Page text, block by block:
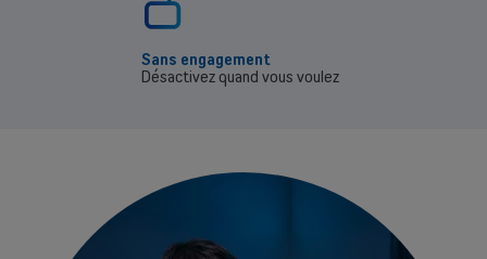
Sans engagement
Désactivez quand vous voulez